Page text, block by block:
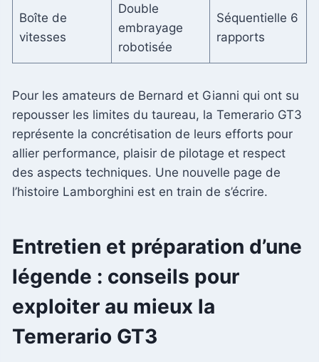
Boîte de
vitesses
Double
embrayage
robotisée
Séquentielle 6
rapports
Pour les amateurs de Bernard et Gianni qui ont su
repousser les limites du taureau, la Temerario GT3
représente la concrétisation de leurs efforts pour
allier performance, plaisir de pilotage et respect
des aspects techniques. Une nouvelle page de
l’histoire Lamborghini est en train de s’écrire.
Entretien et préparation d’une
légende : conseils pour
exploiter au mieux la
Temerario GT3